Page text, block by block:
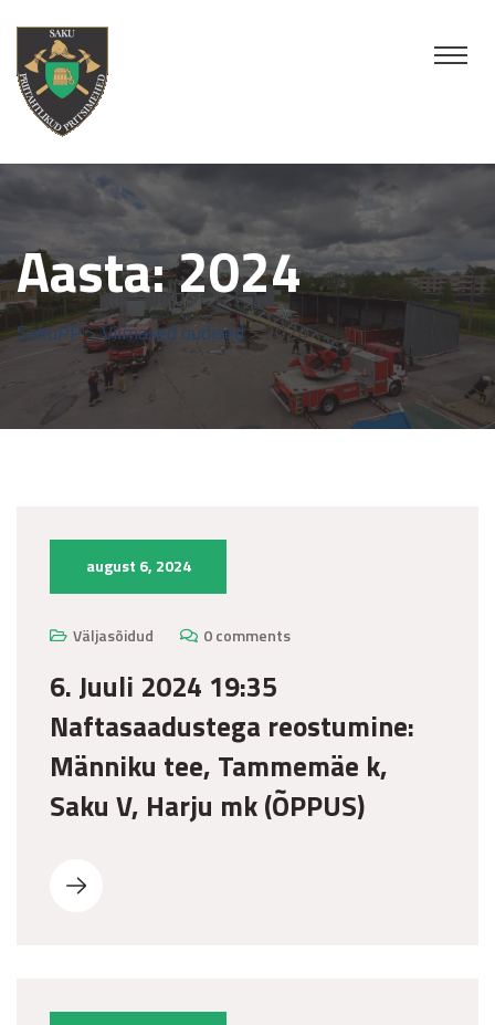
Aasta:2024
SakuPP>Viimased uudised> 2024
august 6, 2024
Väljasõidud 0 comments
6. Juuli 2024 19:35
Naftasaadustega reostumine:
Männiku tee, Tammemäe k,
Saku V, Harju mk (ÕPPUS)